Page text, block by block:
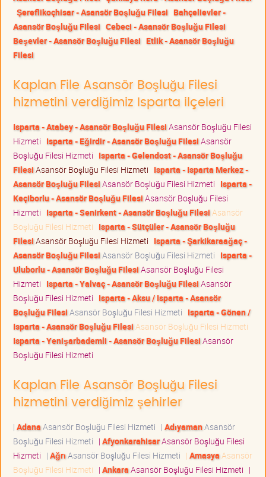
Şereflikoçhisar - Asansör Boşluğu Filesi Bahçelievler -
Asansör Boşluğu Filesi Cebeci - Asansör Boşluğu Filesi
Beşevler - Asansör Boşluğu Filesi Etlik - Asansör Boşluğu
Filesi
Kaplan File Asansör Boşluğu Filesi
hizmetini verdiğimiz Isparta ilçeleri
Isparta - Atabey - Asansör Boşluğu FilesiAsansör Boşluğu Filesi
Hizmeti Isparta - Eğirdir - Asansör Boşluğu FilesiAsansör
Boşluğu Filesi Hizmeti Isparta - Gelendost - Asansör Boşluğu
FilesiAsansör Boşluğu Filesi Hizmeti Isparta - Isparta Merkez -
Asansör Boşluğu FilesiAsansör Boşluğu Filesi Hizmeti Isparta -
Keçiborlu - Asansör Boşluğu FilesiAsansör Boşluğu Filesi
Hizmeti Isparta - Senirkent - Asansör Boşluğu Filesi Asansör
Boşluğu Filesi Hizmeti Isparta - Sütçüler - Asansör Boşluğu
FilesiAsansör Boşluğu Filesi Hizmeti Isparta - Şarkikaraağaç -
Asansör Boşluğu FilesiAsansör Boşluğu Filesi Hizmeti Isparta -
Uluborlu - Asansör Boşluğu FilesiAsansör Boşluğu Filesi
Hizmeti Isparta - Yalvaç - Asansör Boşluğu FilesiAsansör
Boşluğu Filesi Hizmeti Isparta - Aksu / Isparta - Asansör
Boşluğu FilesiAsansör Boşluğu Filesi Hizmeti Isparta - Gönen /
Isparta - Asansör Boşluğu Filesi Asansör Boşluğu Filesi Hizmeti
Isparta - Yenişarbademli - Asansör Boşluğu FilesiAsansör
Boşluğu Filesi Hizmeti
Kaplan File Asansör Boşluğu Filesi
hizmetini verdiğimiz şehirler
| AdanaAsansör Boşluğu Filesi Hizmeti | AdıyamanAsansör
Boşluğu Filesi Hizmeti | AfyonkarahisarAsansör Boşluğu Filesi
Hizmeti | AğrıAsansör Boşluğu Filesi Hizmeti | Amasya Asansör
Boşluğu Filesi Hizmeti | AnkaraAsansör Boşluğu Filesi Hizmeti |